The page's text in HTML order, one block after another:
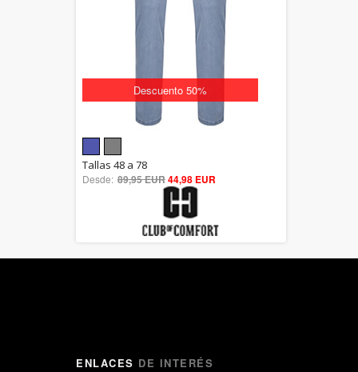
Descuento 50%
out of 5
Tallas 48 a 78
Desde: 89,95 EUR44,98 EUR
ENLACES DE INTERÉS